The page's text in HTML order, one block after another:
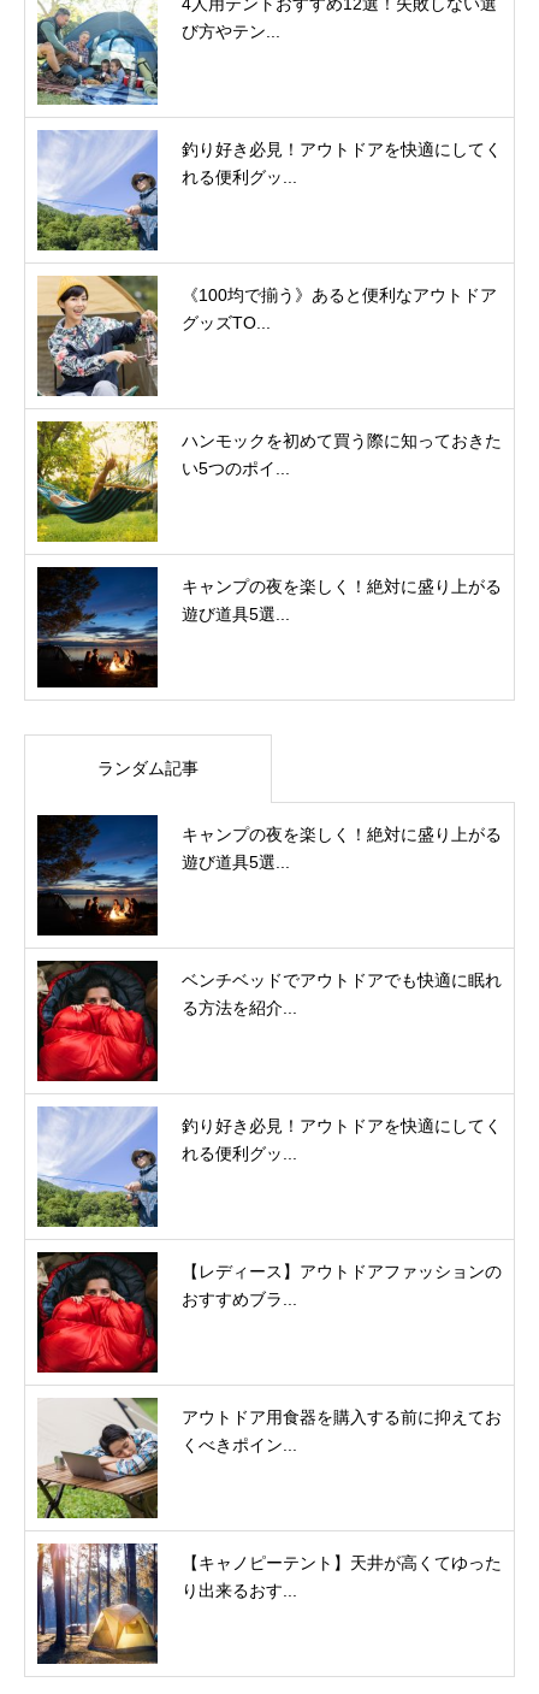
4人用テントおすすめ12選！失敗しない選
び方やテン...
釣り好き必見！アウトドアを快適にしてく
れる便利グッ...
《100均で揃う》あると便利なアウトドア
グッズTO...
ハンモックを初めて買う際に知っておきた
い5つのポイ...
キャンプの夜を楽しく！絶対に盛り上がる
遊び道具5選...
ランダム記事
キャンプの夜を楽しく！絶対に盛り上がる
遊び道具5選...
ベンチベッドでアウトドアでも快適に眠れ
る方法を紹介...
釣り好き必見！アウトドアを快適にしてく
れる便利グッ...
【レディース】アウトドアファッションの
おすすめブラ...
アウトドア用食器を購入する前に抑えてお
くべきポイン...
【キャノピーテント】天井が高くてゆった
り出来るおす...